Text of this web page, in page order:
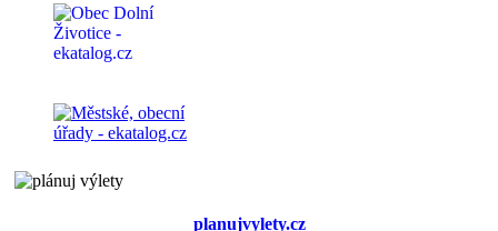
planujvylety.cz